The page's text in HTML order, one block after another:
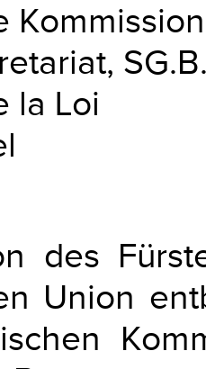
Kommission
la Loi
des
Union